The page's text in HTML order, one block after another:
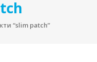
“slim patch”